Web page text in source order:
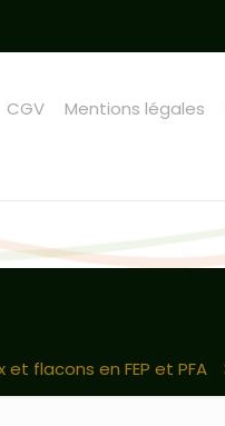
CGV Mentions légales
et flacons en FEP et PFA